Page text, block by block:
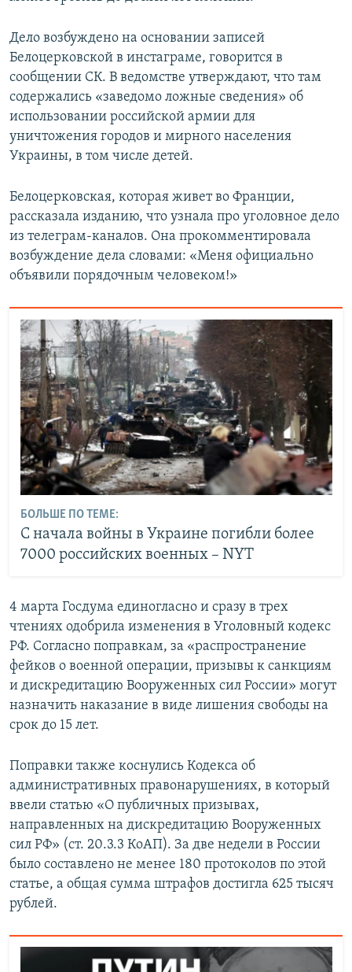
Дело возбуждено на основании записей
Белоцерковской в инстаграме, говорится в
сообщении СК. В ведомстве утверждают, что там
содержались «заведомо ложные сведения» об
использовании российской армии для
уничтожения городов и мирного населения
Украины, в том числе детей.
Белоцерковская, которая живет во Франции,
рассказала изданию, что узнала про уголовное дело
из телеграм-каналов. Она прокомментировала
возбуждение дела словами: «Меня официально
объявили порядочным человеком!»
БОЛЬШЕ ПО ТЕМЕ:
С начала войны в Украине погибли более
7000 российских военных – NYT
4 марта Госдума единогласно и сразу в трех
чтениях одобрила изменения в Уголовный кодекс
РФ. Согласно поправкам, за «распространение
фейков о военной операции, призывы к санкциям
и дискредитацию Вооруженных сил России» могут
назначить наказание в виде лишения свободы на
срок до 15 лет.
Поправки также коснулись Кодекса об
административных правонарушениях, в который
ввели статью «О публичных призывах,
направленных на дискредитацию Вооруженных
сил РФ» (ст. 20.3.3 КоАП). За две недели в России
было составлено не менее 180 протоколов по этой
статье, а общая сумма штрафов достигла 625 тысяч
рублей.